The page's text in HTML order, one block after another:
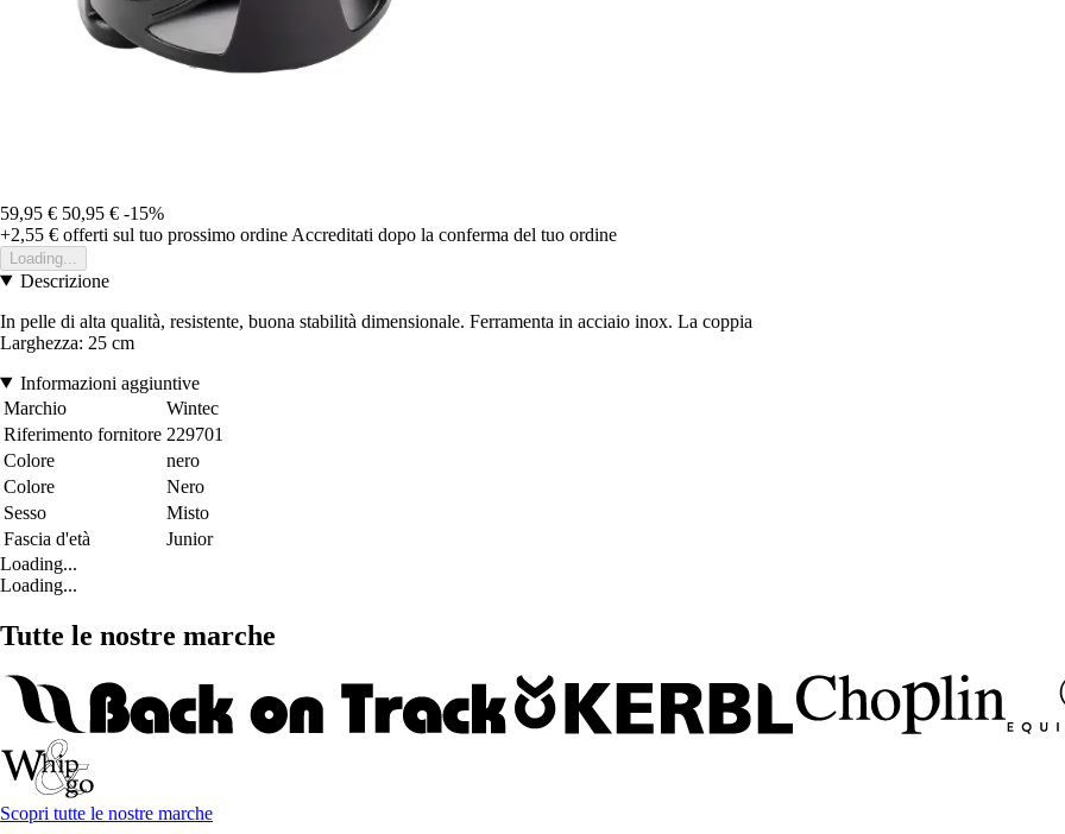
59,95 € 50,95 € -15%
+2,55 € offerti sul tuo prossimo ordine Accreditati dopo la conferma del tuo ordine
Loading...
Descrizione
In pelle di alta qualità, resistente, buona stabilità dimensionale. Ferramenta in acciaio inox. La coppia
Larghezza: 25 cm
Informazioni aggiuntive
Marchio
Wintec
Riferimento fornitore 229701
Colore
nero
Colore
Nero
Sesso
Misto
Fascia d'età
Junior
Loading...
Loading...
Tutte le nostre marche
Scopri tutte le nostre marche